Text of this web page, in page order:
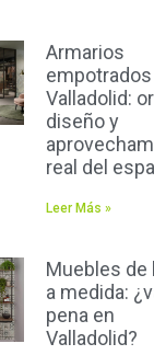
Armarios
Valladolid:
diseño y
real del
Leer Más »
Muebles de
a medida:
pena en
Valladolid?